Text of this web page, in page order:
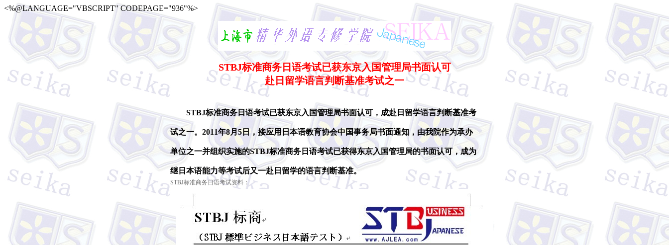
<%@LANGUAGE="VBSCRIPT" CODEPAGE="936"%>
STBJ标准商务日语考试已获东京入国管理局书面认可
赴日留学语言判断基准考试之一
STBJ标准商务日语考试已获东京入国管理局书面认可，成赴日留学语言判断基准考
试之一。2011年8月5日，接应用日本语教育协会中国事务局书面通知，由我院作为承办
单位之一并组织实施的STBJ标准商务日语考试已获得东京入国管理局的书面认可，成为
继日本语能力等考试后又一赴日留学的语言判断基准。
STBJ标准商务日语考试资料：